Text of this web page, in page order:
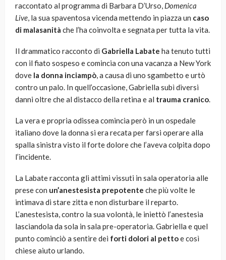
raccontato al programma di Barbara D’Urso, Domenica
Live, la sua spaventosa vicenda mettendo in piazza un caso
di malasanità che l’ha coinvolta e segnata per tutta la vita.
Il drammatico racconto di Gabriella Labate ha tenuto tutti
con il fiato sospeso e comincia con una vacanza a New York
dove la donna inciampò, a causa di uno sgambetto e urtò
contro un palo. In quell’occasione, Gabriella subì diversi
danni oltre che al distacco della retina e al trauma cranico.
La vera e propria odissea comincia però in un ospedale
italiano dove la donna si era recata per farsi operare alla
spalla sinistra visto il forte dolore che l’aveva colpita dopo
l’incidente.
La Labate racconta gli attimi vissuti in sala operatoria alle
prese con un’anestesista prepotente che più volte le
intimava di stare zitta e non disturbare il reparto.
L’anestesista, contro la sua volontà, le iniettò l’anestesia
lasciandola da sola in sala pre-operatoria. Gabriella e quel
punto cominciò a sentire dei forti dolori al pettoe così
chiese aiuto urlando.